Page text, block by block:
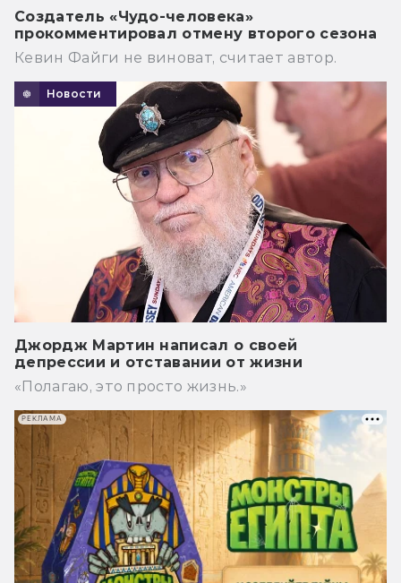
Создатель «Чудо-человека»
прокомментировал отмену второго сезона
Кевин Файги не виноват, считает автор.
Новости
Джордж Мартин написал о своей
депрессии и отставании от жизни
«Полагаю, это просто жизнь.»
РЕКЛАМА